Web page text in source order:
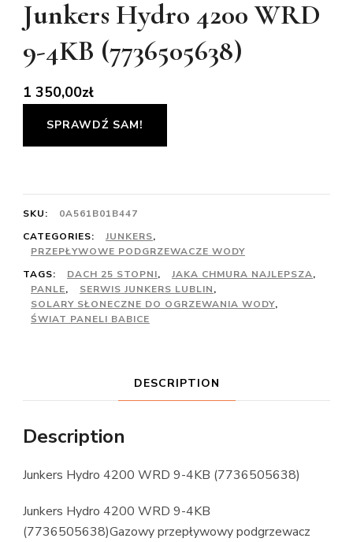
Junkers Hydro 4200 WRD
9-4KB (7736505638)
1 350,00zł
SPRAWDŹ SAM!
SKU:
0A561B01B447
CATEGORIES:
JUNKERS,
PRZEPŁYWOWE PODGRZEWACZE WODY
TAGS:
DACH 25 STOPNI, JAKA CHMURA NAJLEPSZA,
PANLE, SERWIS JUNKERS LUBLIN,
SOLARY SŁONECZNE DO OGRZEWANIA WODY,
ŚWIAT PANELI BABICE
DESCRIPTION
Description
Junkers Hydro 4200 WRD 9-4KB (7736505638)
Junkers Hydro 4200 WRD 9-4KB
(7736505638)Gazowy przepływowy podgrzewacz